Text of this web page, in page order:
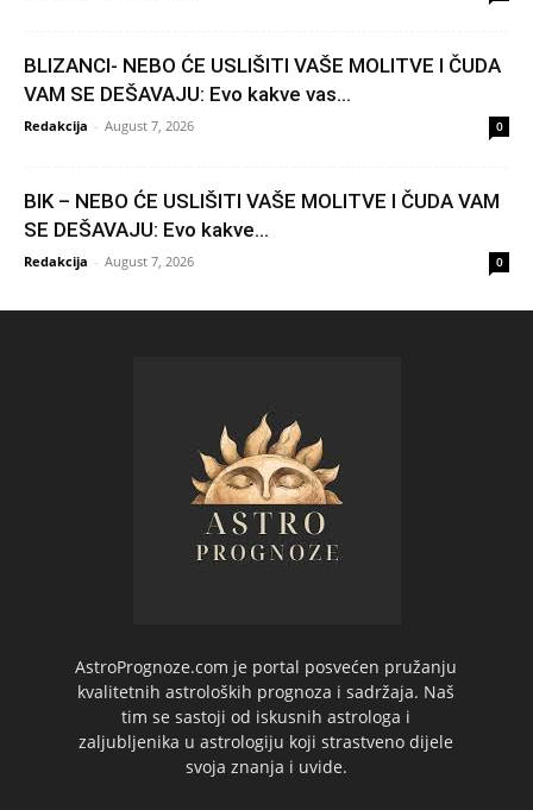
BLIZANCI- NEBO ĆE USLIŠITI VAŠE MOLITVE I ČUDA
VAM SE DEŠAVAJU: Evo kakve vas...
Redakcija - August 7, 2026 0
BIK – NEBO ĆE USLIŠITI VAŠE MOLITVE I ČUDA VAM
SE DEŠAVAJU: Evo kakve...
Redakcija - August 7, 2026 0
AstroPrognoze.com je portal posvećen pružanju
kvalitetnih astroloških prognoza i sadržaja. Naš
tim se sastoji od iskusnih astrologa i
zaljubljenika u astrologiju koji strastveno dijele
svoja znanja i uvide.